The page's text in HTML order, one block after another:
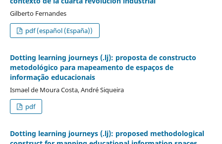
Gilberto Fernandes
pdf (español (España))
Dotting learning journeys (.lj): proposta de constructo
metodológico para mapeamento de espaços de
informação educacionais
Ismael de Moura Costa, André Siqueira
pdf
Dotting learning journeys (.lj): proposed methodological